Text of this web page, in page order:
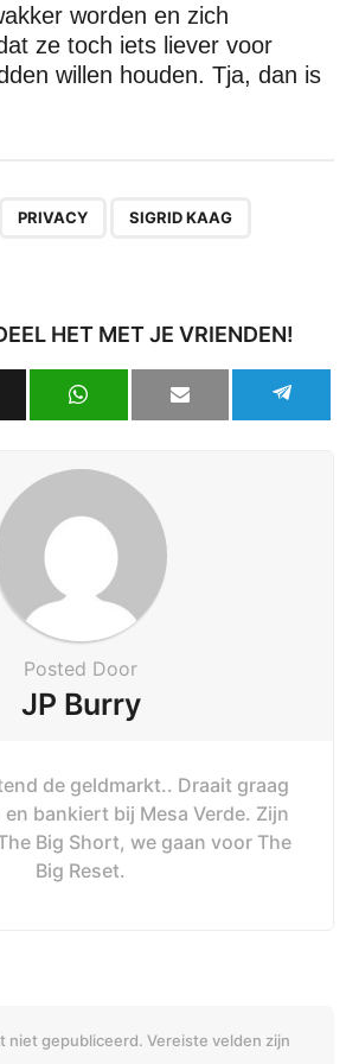
worden en zich
ze toch iets liever voor
willen houden. Tja, dan is
PRIVACY SIGRID KAAG
HET MET JE VRIENDEN!
Posted Door
JP Burry
de geldmarkt.. Draait graag
bankiert bij Mesa Verde. Zijn
Big Short, we gaan voor The
Big Reset.
niet gepubliceerd. Vereiste velden zijn